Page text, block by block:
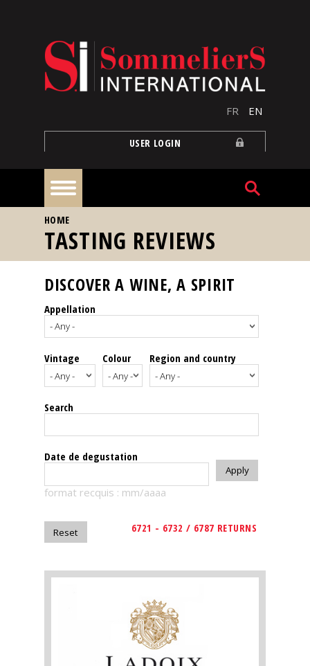
FR EN
USER LOGIN
Home
Our
events
Spirits
Tasting
reviews
The
magazine
Magazine
YOU ARE HERE
HOME
TASTING REVIEWS
DISCOVER A WINE, A SPIRIT
Appellation
Vintage Colour Region and country
Search
Date de degustation
format recquis : mm/aaaa
6721 - 6732 / 6787 RETURNS